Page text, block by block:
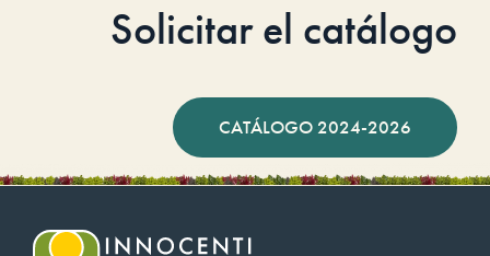
Solicitar el catálogo
CATÁLOGO 2024-2026